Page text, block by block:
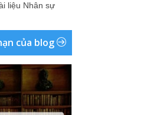
liệu Nhân sự
của blog